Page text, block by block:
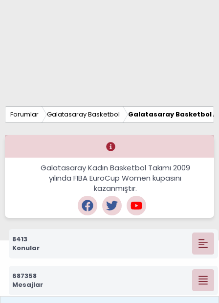
Forumlar Galatasaray Basketbol Galatasaray Basketbol
Galatasaray Kadın Basketbol Takımı 2009
yılında FIBA EuroCup Women kupasını
kazanmıştır.
8413
Konular
687358
Mesajlar